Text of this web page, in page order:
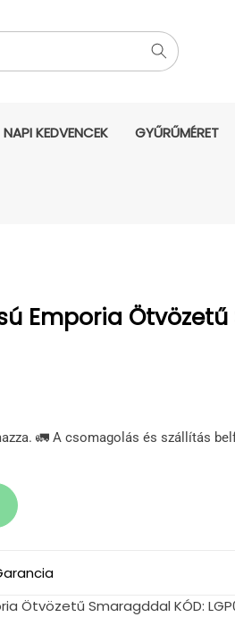
NAPI KEDVENCEK GYŰRŰMÉRET
Emporia
🚛 A csomagolás és szállítás
Ötvözetű Smaragddal KÓD: